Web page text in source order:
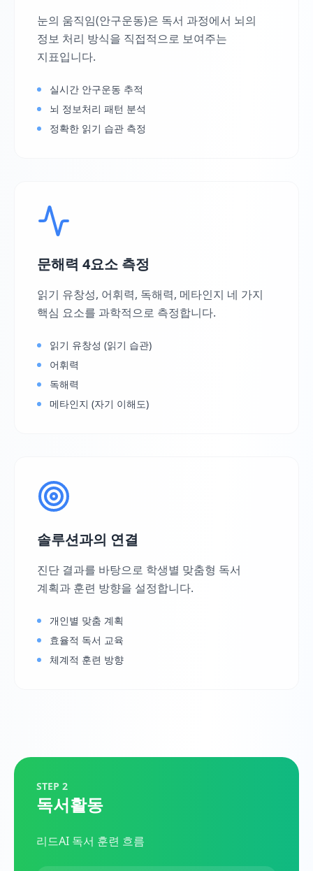
눈의 움직임(안구운동)은 독서 과정에서 뇌의
정보 처리 방식을 직접적으로 보여주는
지표입니다.
실시간 안구운동 추적
뇌 정보처리 패턴 분석
정확한 읽기 습관 측정
문해력 4요소 측정
읽기 유창성, 어휘력, 독해력, 메타인지 네 가지
핵심 요소를 과학적으로 측정합니다.
읽기 유창성 (읽기 습관)
어휘력
독해력
메타인지 (자기 이해도)
솔루션과의 연결
진단 결과를 바탕으로 학생별 맞춤형 독서
계획과 훈련 방향을 설정합니다.
개인별 맞춤 계획
효율적 독서 교육
체계적 훈련 방향
STEP 2
독서활동
리드AI 독서 훈련 흐름